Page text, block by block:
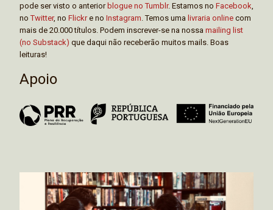
pode ser visto o anteriorblogue no Tumblr. Estamos no Facebook
noTwitter, no Flickre no Instagram . Temos uma livraria online com
mais de 20.000 títulos. Podem inscrever-se na nossa mailing list
(no Substack) que daqui não receberão muitos mails. Boas
leituras!
Apoio